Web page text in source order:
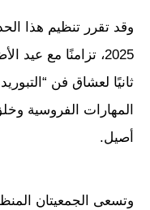
2025، تزامنًا مع
ثانيًا لعشاق فن
المهارات الفروسية
أصيل.
وتسعى الجمعيتان